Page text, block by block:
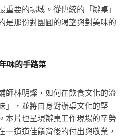
要的場域。從傳統的「辦桌」
是那份對團圓的渴望與對美味的
味的手路菜
師林明燦，如何在飲食文化的流
」，並將自身對辦桌文化的堅
本片也呈現辦桌工作現場的辛勞
一道道佳餚背後的付出與敬業，